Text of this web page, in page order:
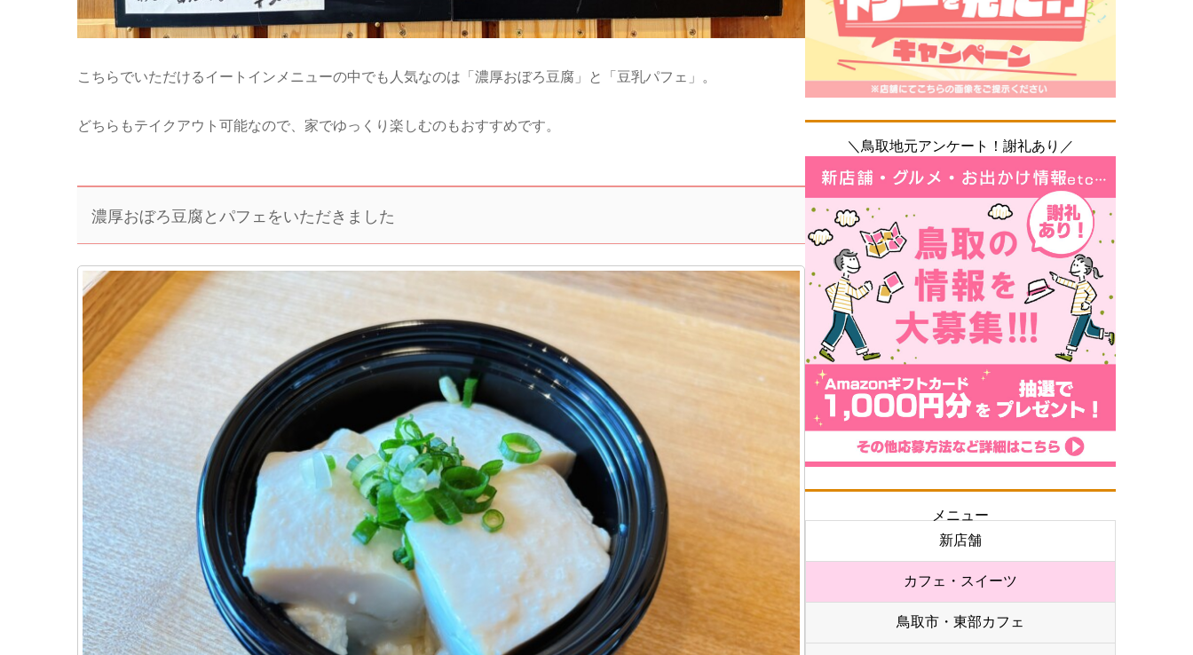
こちらでいただけるイートインメニューの中でも人気なのは「濃厚おぼろ豆腐」と「豆乳パフェ」。
どちらもテイクアウト可能なので、家でゆっくり楽しむのもおすすめです。
濃厚おぼろ豆腐とパフェをいただきました
＼鳥取地元アンケート！謝礼あり／
メニュー
新店舗
カフェ・スイーツ
鳥取市・東部カフェ